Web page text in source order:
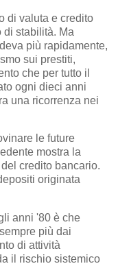
di valuta e credito
di stabilità. Ma
più rapidamente,
sui prestiti,
che per tutto il
ogni dieci anni
una ricorrenza nei
le future
mostra la
credito bancario.
originata
anni '80 è che
più dai
di attività
il rischio sistemico